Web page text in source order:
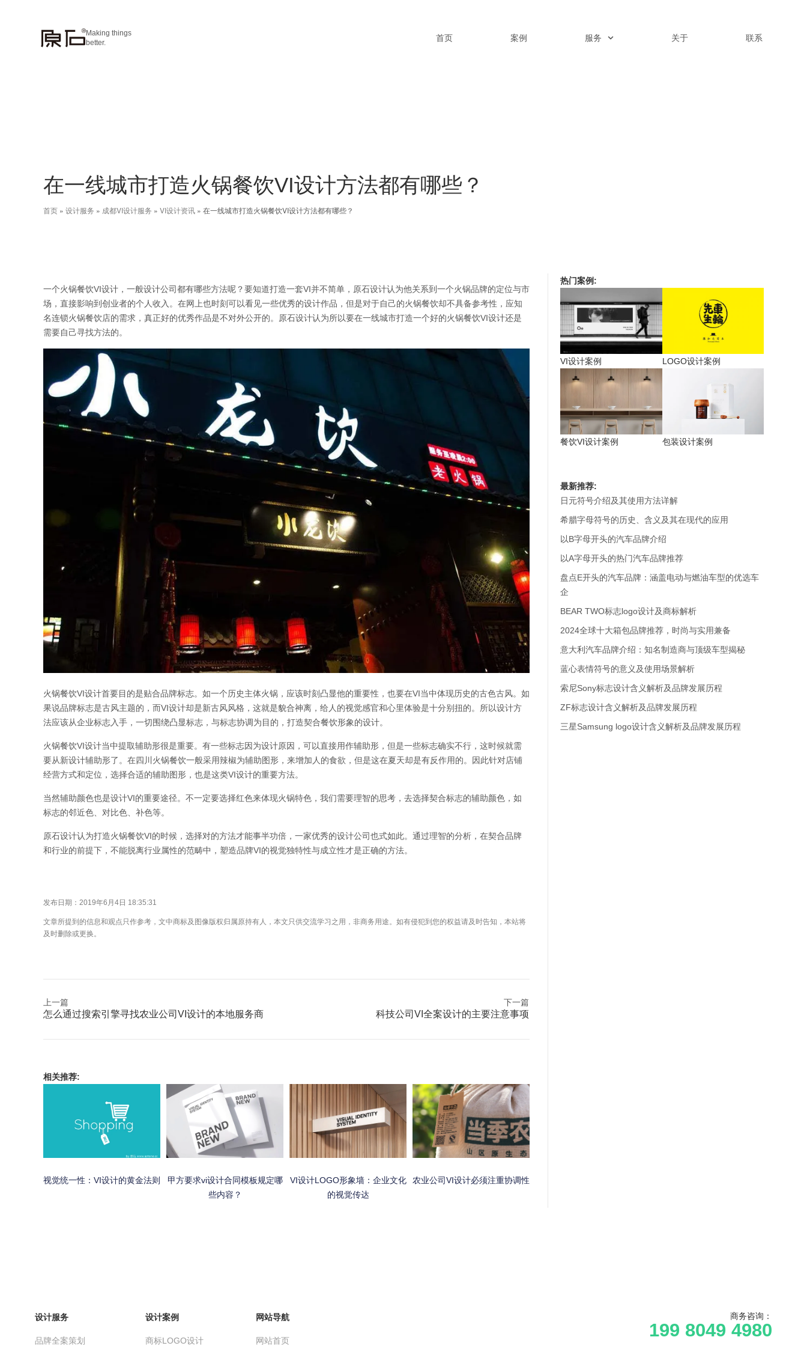
Making things
better.
首页 案例 服务 关于 联系
在一线城市打造火锅餐饮VI设计方法都有哪些？
首页 » 设计服务 » 成都VI设计服务 » VI设计资讯 » 在一线城市打造火锅餐饮VI设计方法都有哪些？
一个火锅餐饮VI设计，一般设计公司都有哪些方法呢？要知道打造一套VI并不简单，原石设计认为他关系到一个火锅品牌的定位与市
场，直接影响到创业者的个人收入。在网上也时刻可以看见一些优秀的设计作品，但是对于自己的火锅餐饮却不具备参考性，应知
名连锁火锅餐饮店的需求，真正好的优秀作品是不对外公开的。原石设计认为所以要在一线城市打造一个好的火锅餐饮VI设计还是
需要自己寻找方法的。
火锅餐饮VI设计首要目的是贴合品牌标志。如一个历史主体火锅，应该时刻凸显他的重要性，也要在VI当中体现历史的古色古风。如
果说品牌标志是古风主题的，而VI设计却是新古风风格，这就是貌合神离，给人的视觉感官和心里体验是十分别扭的。所以设计方
法应该从企业标志入手，一切围绕凸显标志，与标志协调为目的，打造契合餐饮形象的设计。
火锅餐饮VI设计当中提取辅助形很是重要。有一些标志因为设计原因，可以直接用作辅助形，但是一些标志确实不行，这时候就需
要从新设计辅助形了。在四川火锅餐饮一般采用辣椒为辅助图形，来增加人的食欲，但是这在夏天却是有反作用的。因此针对店铺
经营方式和定位，选择合适的辅助图形，也是这类VI设计的重要方法。
当然辅助颜色也是设计VI的重要途径。不一定要选择红色来体现火锅特色，我们需要理智的思考，去选择契合标志的辅助颜色，如
标志的邻近色、对比色、补色等。
原石设计认为打造火锅餐饮VI的时候，选择对的方法才能事半功倍，一家优秀的设计公司也式如此。通过理智的分析，在契合品牌
和行业的前提下，不能脱离行业属性的范畴中，塑造品牌VI的视觉独特性与成立性才是正确的方法。
发布日期：2019年6月4日 18:35:31
文章所提到的信息和观点只作参考，文中商标及图像版权归属原持有人，本文只供交流学习之用，非商务用途。如有侵犯到您的权益请及时告知，本站将
及时删除或更换。
上一篇
怎么通过搜索引擎寻找农业公司VI设计的本地服务商
下一篇
科技公司VI全案设计的主要注意事项
相关推荐:
视觉统一性：VI设计的黄金法则
甲方要求vi设计合同模板规定哪
些内容？
VI设计LOGO形象墙：企业文化
的视觉传达
农业公司VI设计必须注重协调性
热门案例:
VI设计案例 LOGO设计案例
餐饮VI设计案例 包装设计案例
最新推荐:
日元符号介绍及其使用方法详解
希腊字母符号的历史、含义及其在现代的应用
以B字母开头的汽车品牌介绍
以A字母开头的热门汽车品牌推荐
盘点E开头的汽车品牌：涵盖电动与燃油车型的优选车
企
BEAR TWO标志logo设计及商标解析
2024全球十大箱包品牌推荐，时尚与实用兼备
意大利汽车品牌介绍：知名制造商与顶级车型揭秘
蓝心表情符号的意义及使用场景解析
索尼Sony标志设计含义解析及品牌发展历程
ZF标志设计含义解析及品牌发展历程
三星Samsung logo设计含义解析及品牌发展历程
设计服务
品牌全案策划
设计案例
商标LOGO设计
网站导航
网站首页
商务咨询：
199 8049 4980